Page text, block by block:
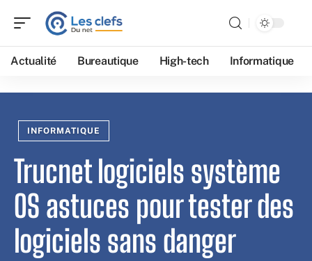
Actualité Bureautique High-tech Informatique
INFORMATIQUE
Trucnet logiciels système
OS astuces pour tester des
logiciels sans danger